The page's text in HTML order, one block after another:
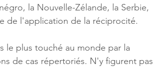
la Nouvelle-Zélande, la Serbie,
de l'application de la réciprocité.
le plus touché au monde par la
de cas répertoriés. N'y figurent pas